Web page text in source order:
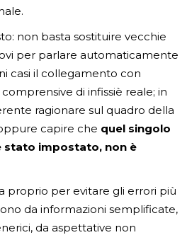
non basta sostituire vecchie
per parlare automaticamente
casi il collegamento con
comprensive di infissiè reale; in
ragionare sul quadro della
capire che quel singolo
stato impostato, non è
proprio per evitare gli errori più
da informazioni semplificate,
da aspettative non